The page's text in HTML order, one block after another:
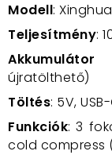
Modell:
Teljesítmény:
Akkumulátor
újratölthető)
Töltés: 5V,
Funkciók: 3
cold compress